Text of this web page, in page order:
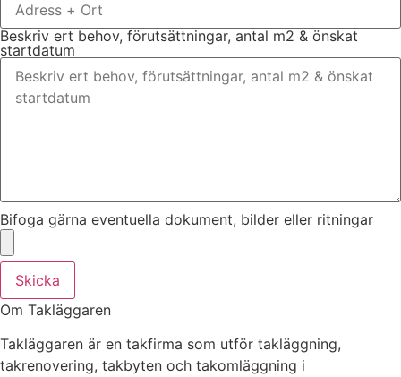
Beskriv ert behov, förutsättningar, antal m2 & önskat
startdatum
Bifoga gärna eventuella dokument, bilder eller ritningar
Skicka
Om Takläggaren
Takläggaren är en takfirma som utför takläggning,
takrenovering, takbyten och takomläggning i